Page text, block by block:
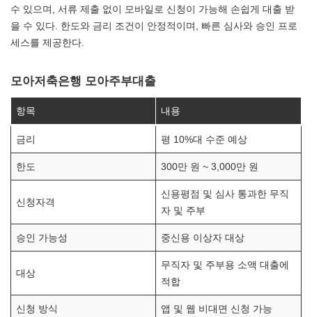
수 있으며, 서류 제출 없이 모바일로 신청이 가능해 손쉽게 대출 받
을 수 있다. 한도와 금리 조건이 안정적이며, 빠른 심사와 승인 프로
세스를 제공한다.
모아저축은행 모아주부대출
항목 내용
금리 평 10%대 수준 예상
한도 300만 원 ~ 3,000만 원
신청자격
신용평점 및 심사 통과한 무직
자 및 주부
승인 가능성 중신용 이상자 대상
대상
무직자 및 주부용 소액 대출에
적합
신청 방식 앱 및 웹 비대면 신청 가능